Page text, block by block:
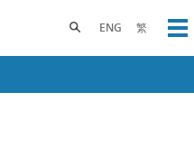
ENG 繁
Toggle search panel